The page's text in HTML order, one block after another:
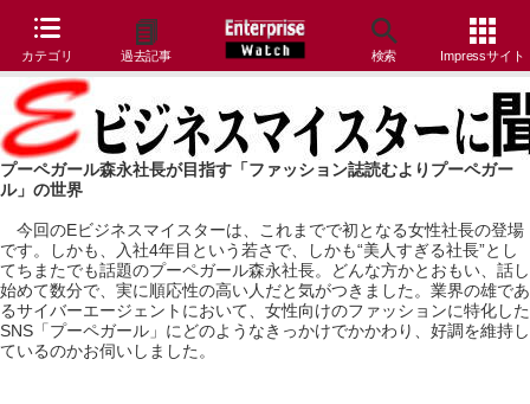
カテゴリ 過去記事 検索 Impressサイト
プーペガール森永社長が目指す「ファッション誌読むよりプーペガー
ル」の世界
今回のEビジネスマイスターは、これまでで初となる女性社長の登場
です。しかも、入社4年目という若さで、しかも“美人すぎる社長”とし
てちまたでも話題のプーペガール森永社長。どんな方かとおもい、話し
始めて数分で、実に順応性の高い人だと気がつきました。業界の雄であ
るサイバーエージェントにおいて、女性向けのファッションに特化した
SNS「プーペガール」にどのようなきっかけでかかわり、好調を維持し
ているのかお伺いしました。